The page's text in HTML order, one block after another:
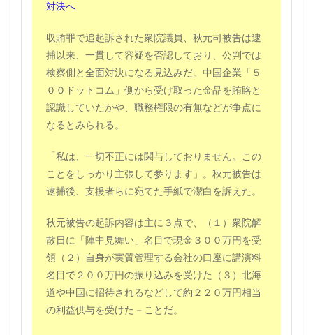
対決へ
収賄罪で追起訴された衆院議員、秋元司被告は逮
捕以来、一貫して容疑を否認しており、公判では
検察側と全面対決になる見込みだ。中国企業「５
００ドットコム」側から受け取った金品を賄賂と
認識していたかや、職務権限の有無などが争点に
なるとみられる。
「私は、一切不正には関与しておりません。この
ことをしっかり主張して参ります」。秋元被告は
逮捕後、支援者らに宛てた手紙で潔白を訴えた。
秋元被告の起訴内容は主に３点で、（１）衆院解
散日に「陣中見舞い」名目で現金３００万円を受
領（２）自身が実質管理する会社の口座に講演料
名目で２００万円の振り込みを受けた（３）北海
道や中国に招待されるなどして約２２０万円相当
の利益供与を受けた－ことだ。